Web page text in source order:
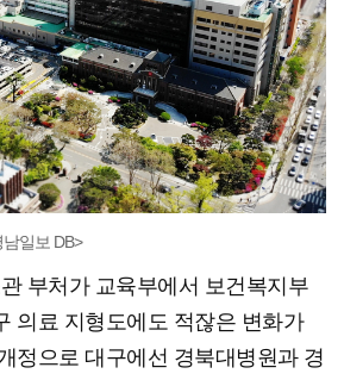
일보 DB>
부처가 교육부에서 보건복지부
의료 지형도에도 적잖은 변화가
정으로 대구에선 경북대병원과 경